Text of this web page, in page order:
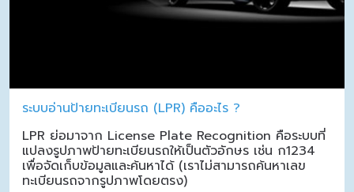
ระบบอ่านป้ายทะเบียนรถ (LPR) คืออะไร ?
LPR ย่อมาจาก License Plate Recognition คือระบบที่
แปลงรูปภาพป้ายทะเบียนรถให้เป็นตัวอักษร เช่น ก1234
เพื่อจัดเก็บข้อมูลและค้นหาได้ (เราไม่สามารถค้นหาเลข
ทะเบียนรถจากรูปภาพโดยตรง)